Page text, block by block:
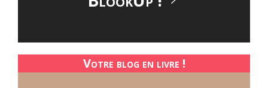
Votre blog en livre !